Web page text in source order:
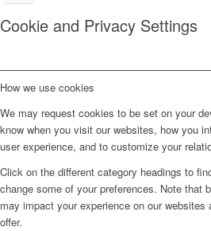
Cookie and Privacy Settings
How we use cookies
We may request cookies to be set on your
know when you visit our websites, how you
user experience, and to customize your
Click on the different category headings to
change some of your preferences. Note that
may impact your experience on our
offer.